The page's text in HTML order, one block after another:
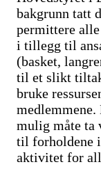
bakgrunn tatt
permittere
i tillegg til
(basket,
til et slikt
bruke
mulig måte ta
til forholdene
aktivitet for